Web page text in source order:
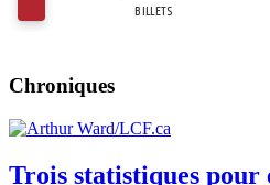
Chroniques
Trois statistiques pour